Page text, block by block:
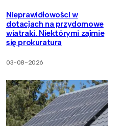
Nieprawidłowości w
dotacjach na przydomowe
wiatraki. Niektórymi zajmie
się prokuratura
03-08-2026